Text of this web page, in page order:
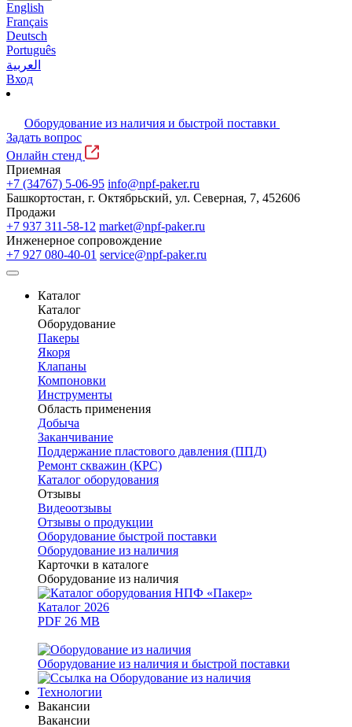
English
Français
Deutsch
Português
العربية
Вход
Оборудование из наличия и быстрой поставки
Задать вопрос
Онлайн стенд
Приемная
+7 (34767) 5-06-95 info@npf-paker.ru
Башкортостан, г. Октябрьский, ул. Северная, 7, 452606
Продажи
+7 937 311-58-12 market@npf-paker.ru
Инженерное сопровождение
+7 927 080-40-01 service@npf-paker.ru
Каталог
Каталог
Оборудование
Пакеры
Якоря
Клапаны
Компоновки
Инструменты
Область применения
Добыча
Заканчивание
Поддержание пластового давления (ППД)
Ремонт скважин (КРС)
Каталог оборудования
Отзывы
Видеоотзывы
Отзывы о продукции
Оборудование быстрой поставки
Оборудование из наличия
Карточки в каталоге
Оборудование из наличия
Каталог 2026
PDF 26 MB
Оборудование из наличия и быстрой поставки
Технологии
Вакансии
Вакансии